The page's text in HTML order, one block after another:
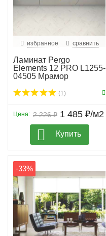
избранное сравнить
Ламинат Pergo
Elements 12 PRO L1255-
04505 Мрамор
(1)
2 226 ₽
Цена: 1 485 ₽/м2
Купить
-33%